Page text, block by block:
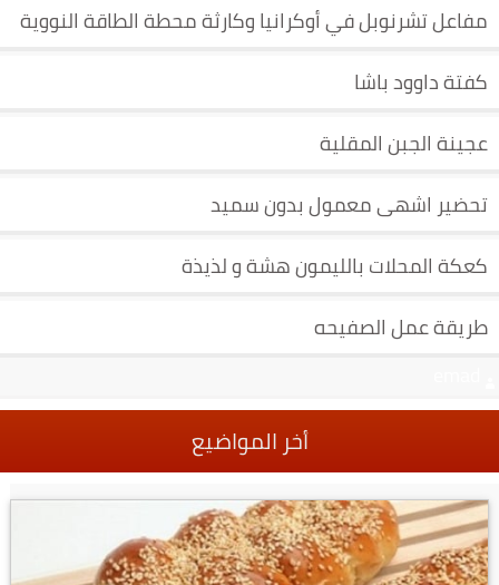
مفاعل تشرنوبل في أوكرانيا وكارثة محطة الطاقة النووية
كفتة داوود باشا
عجينة الجبن المقلية
تحضير اشهى معمول بدون سميد
كعكة المحلات بالليمون هشة و لذيذة
طريقة عمل الصفيحه
أخر المواضيع